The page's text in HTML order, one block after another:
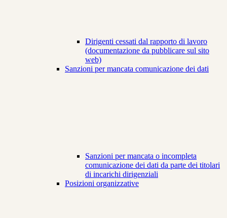
Dirigenti cessati dal rapporto di lavoro
(documentazione da pubblicare sul sito
web)
Sanzioni per mancata comunicazione dei dati
Sanzioni per mancata o incompleta
comunicazione dei dati da parte dei titolari
di incarichi dirigenziali
Posizioni organizzative